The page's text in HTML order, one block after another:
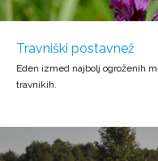
Travniški postavnež
Eden izmed najbolj ogroženih
travnikih.